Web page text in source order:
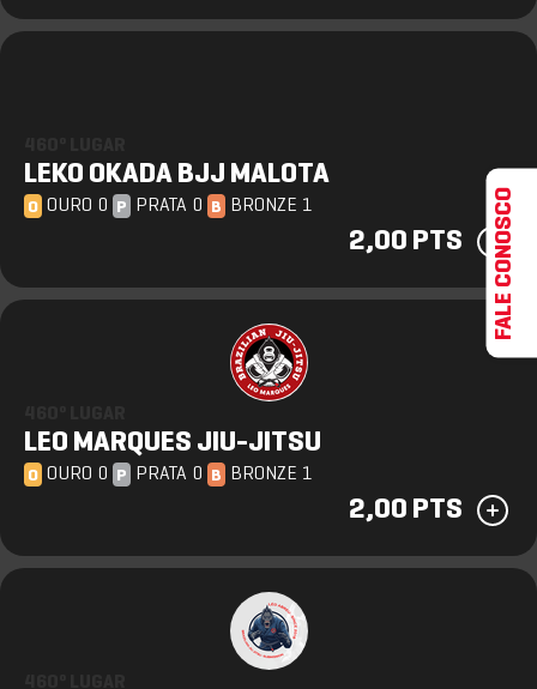
LEKO OKADA BJJ MALOTA
O OURO 0 P PRATA 0 B BRONZE 1
2,00 PTS
LEO MARQUES JIU-JITSU
O OURO 0 P PRATA 0 B BRONZE 1
2,00 PTS
FALE CONOSCO